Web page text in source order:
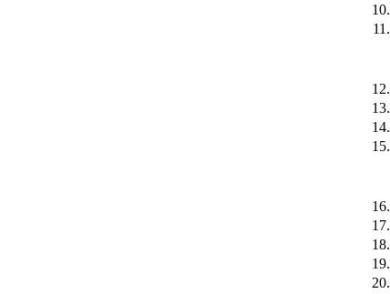
10.
11.
12.
13.
14.
15.
16.
17.
18.
19.
20.